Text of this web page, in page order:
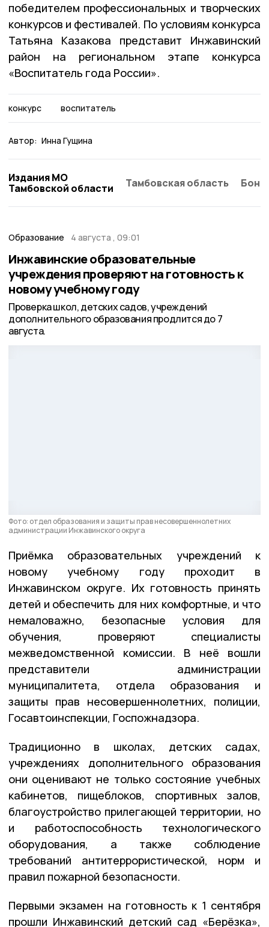
победителем профессиональных и творческих
конкурсов и фестивалей. По условиям конкурса
Татьяна Казакова представит Инжавинский
район на региональном этапе конкурса
«Воспитатель года России».
конкурс воспитатель
Автор: Инна Гущина
Издания МО
Тамбовской области
Тамбовская область
Образование 4 августа , 09:01
Инжавинские образовательные
учреждения проверяют на готовность к
новому учебному году
Проверка школ, детских садов, учреждений
дополнительного образования продлится до 7
августа.
Фото: отдел образования и защиты прав несовершеннолетних
администрации Инжавинского округа
Приёмка образовательных учреждений к
новому учебному году проходит в
Инжавинском округе. Их готовность принять
детей и обеспечить для них комфортные, и что
немаловажно, безопасные условия для
обучения, проверяют специалисты
межведомственной комиссии. В неё вошли
представители администрации
муниципалитета, отдела образования и
защиты прав несовершеннолетних, полиции,
Госавтоинспекции, Госпожнадзора.
Традиционно в школах, детских садах,
учреждениях дополнительного образования
они оценивают не только состояние учебных
кабинетов, пищеблоков, спортивных залов,
благоустройство прилегающей территории, но
и работоспособность технологического
оборудования, а также соблюдение
требований антитеррористической, норм и
правил пожарной безопасности.
Первыми экзамен на готовность к 1 сентября
прошли Инжавинский детский сад «Берёзка»,